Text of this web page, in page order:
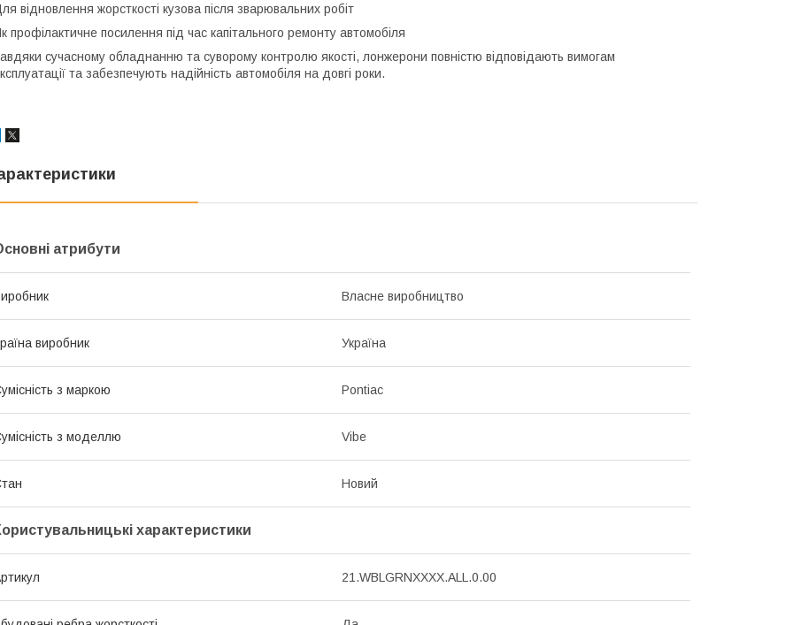
відновлення жорсткості кузова після зварювальних робіт
профілактичне посилення під час капітального ремонту автомобіля
сучасному обладнанню та суворому контролю якості, лонжерони повністю відповідають вимогам
та забезпечують надійність автомобіля на довгі роки.
атрибути
Власне виробництво
виробник Україна
з маркою Pontiac
з моделлю Vibe
Новий
характеристики
21.WBLGRNXXXX.ALL.0.00